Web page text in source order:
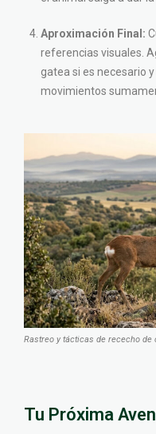
Aproximación Final:
referencias visuales.
gatea si es necesario
movimientos
Rastreo y tácticas de rececho de
Tu Próxima